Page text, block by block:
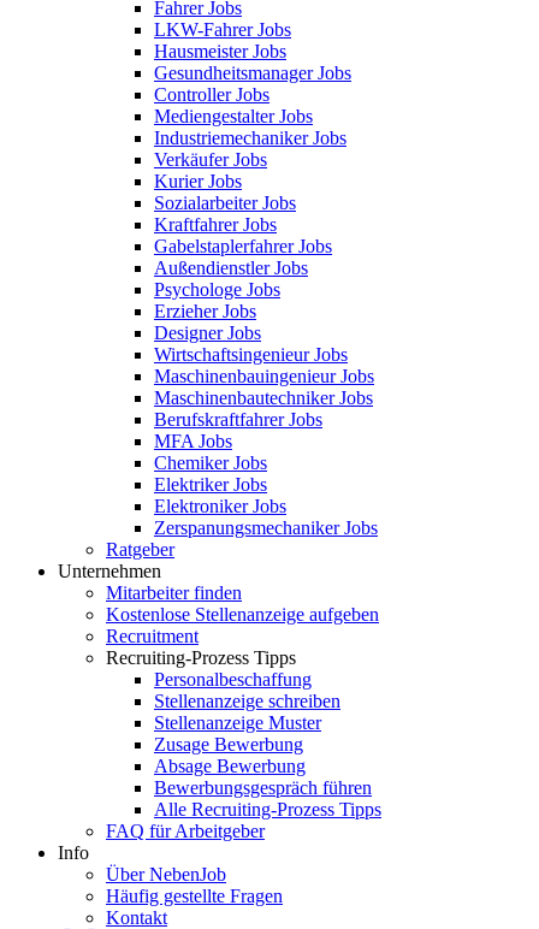
Fahrer Jobs
LKW-Fahrer Jobs
Hausmeister Jobs
Gesundheitsmanager Jobs
Controller Jobs
Mediengestalter Jobs
Industriemechaniker Jobs
Verkäufer Jobs
Kurier Jobs
Sozialarbeiter Jobs
Kraftfahrer Jobs
Gabelstaplerfahrer Jobs
Außendienstler Jobs
Psychologe Jobs
Erzieher Jobs
Designer Jobs
Wirtschaftsingenieur Jobs
Maschinenbauingenieur Jobs
Maschinenbautechniker Jobs
Berufskraftfahrer Jobs
MFA Jobs
Chemiker Jobs
Elektriker Jobs
Elektroniker Jobs
Zerspanungsmechaniker Jobs
Ratgeber
Unternehmen
Mitarbeiter finden
Kostenlose Stellenanzeige aufgeben
Recruitment
Recruiting-Prozess Tipps
Personalbeschaffung
Stellenanzeige schreiben
Stellenanzeige Muster
Zusage Bewerbung
Absage Bewerbung
Bewerbungsgespräch führen
Alle Recruiting-Prozess Tipps
FAQ für Arbeitgeber
Info
Über NebenJob
Häufig gestellte Fragen
Kontakt